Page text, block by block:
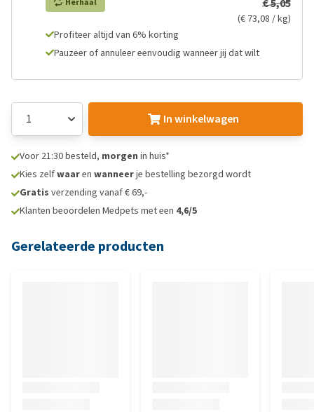
€ 5,05
(€ 73,08 / kg)
Profiteer altijd van 6% korting
Pauzeer of annuleer eenvoudig wanneer jij dat wilt
In winkelwagen
Voor 21:30 besteld, morgen in huis*
Kies zelfwaaren wanneerje bestelling bezorgd wordt
Gratis verzending vanaf € 69,-
Klanten beoordelen Medpets met een 4,6/5
Gerelateerde producten